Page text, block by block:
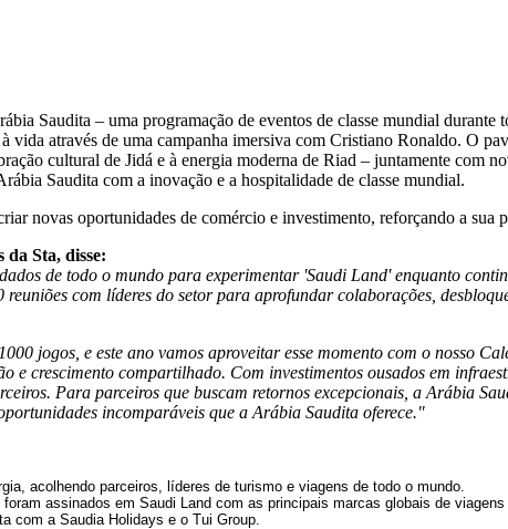
Saudita – uma programação de eventos de classe mundial
através de uma campanha imersiva com Cristiano Ronaldo. O
cultural de Jidá e à energia moderna de Riad – juntamente com
Saudita com a inovação e a hospitalidade de classe mundial.
novas oportunidades de comércio e investimento, reforçando a
Sta, disse:
de todo o mundo para experimentar 'Saudi Land' enquanto
com líderes do setor para aprofundar colaborações,
jogos, e este ano vamos aproveitar esse momento com o nosso
e crescimento compartilhado. Com investimentos ousados em
Para parceiros que buscam retornos excepcionais, a Arábia
incomparáveis que a Arábia Saudita oferece."
acolhendo parceiros, líderes de turismo e viagens de todo o mundo.
assinados em Saudi Land com as principais marcas globais de
com a Saudia Holidays e o Tui Group.